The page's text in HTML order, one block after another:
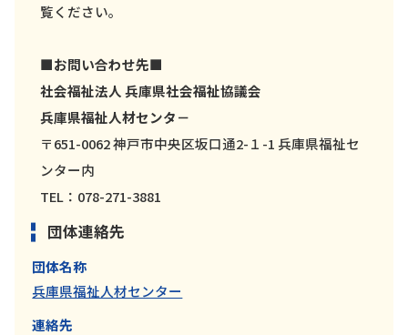
覧ください。
■お問い合わせ先■
社会福祉法人 兵庫県社会福祉協議会
兵庫県福祉人材センタ－
〒651-0062 神戸市中央区坂口通2-１-1 兵庫県福祉セ
ンター内
TEL：078-271-3881
団体連絡先
団体名称
兵庫県福祉人材センター
連絡先